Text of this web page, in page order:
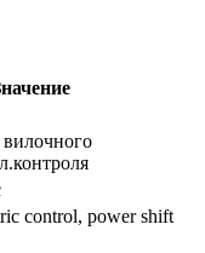
control, power shift